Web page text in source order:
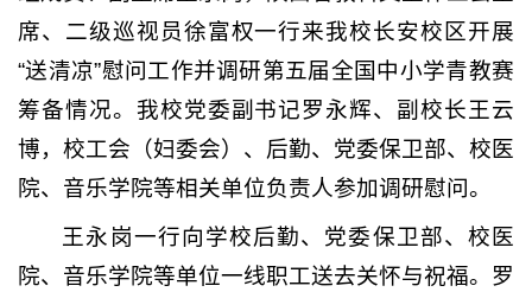
席、二级巡视员徐富权一行来我校长安校区开展
“送清凉”慰问工作并调研第五届全国中小学青教赛
筹备情况。我校党委副书记罗永辉、副校长王云
博，校工会（妇委会）、后勤、党委保卫部、校医
院、音乐学院等相关单位负责人参加调研慰问。
王永岗一行向学校后勤、党委保卫部、校医
院、音乐学院等单位一线职工送去关怀与祝福。罗